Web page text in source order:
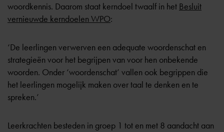
woordkennis. Daarom staat kerndoel twaalf in het Besluit
vernieuwde kerndoelen WPO:
‘De leerlingen verwerven een adequate woordenschat en
strategieën voor het begrijpen van voor hen onbekende
woorden. Onder ‘woordenschat’ vallen ook begrippen die
het leerlingen mogelijk maken over taal te denken en te
spreken.’
Leerkrachten besteden in groep 1 tot en met 8 aandacht aan